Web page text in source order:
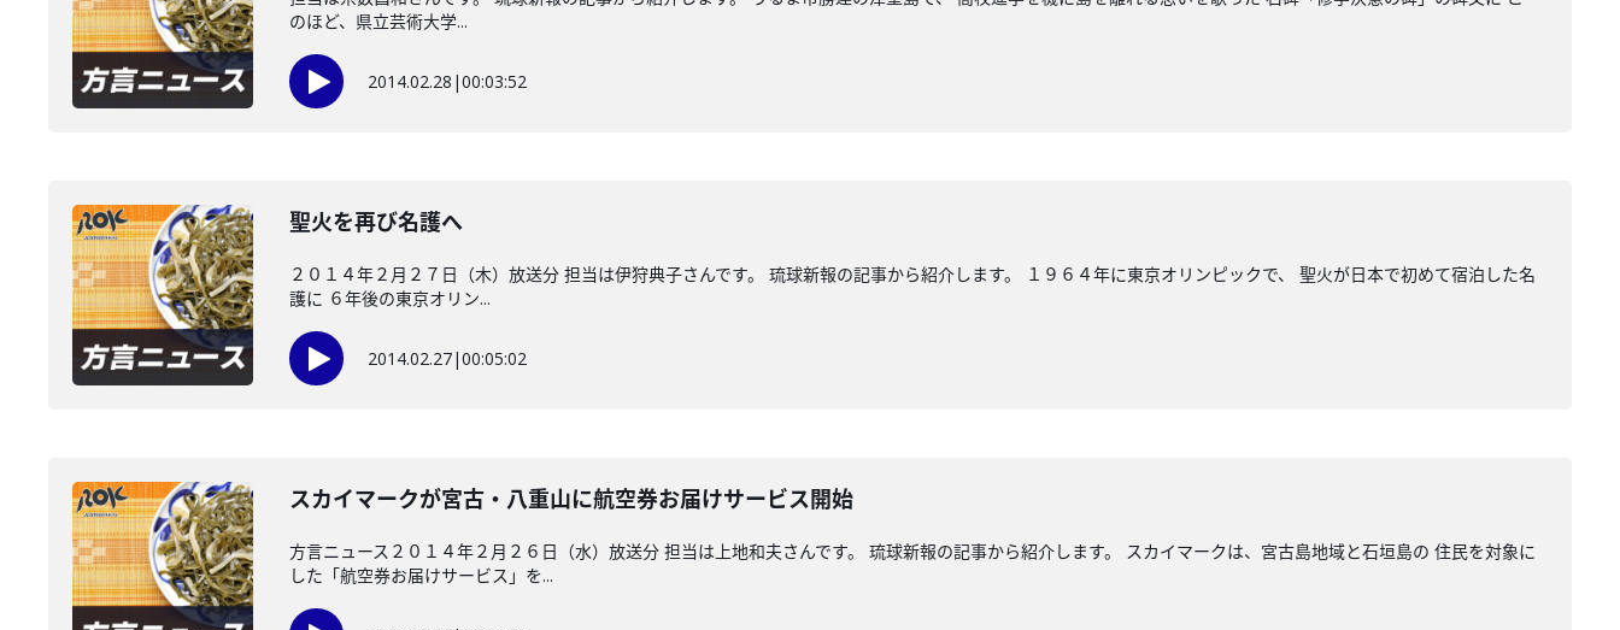
のほど、県立芸術大学...
2014.02.28 |00:03:52
聖火を再び名護へ
２０１４年２月２７日（木）放送分 担当は伊狩典子さんです。 琉球新報の記事から紹介します。 １９６４年に東京オリンピックで、 聖火が日本で初めて宿泊した名
護に ６年後の東京オリン...
2014.02.27|00:05:02
スカイマークが宮古・八重山に航空券お届けサービス開始
方言ニュース２０１４年２月２６日（水）放送分 担当は上地和夫さんです。 琉球新報の記事から紹介します。 スカイマークは、宮古島地域と石垣島の 住民を対象に
した「航空券お届けサービス」を...